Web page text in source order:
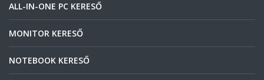
ALL-IN-ONE PC KERESŐ
MONITOR KERESŐ
NOTEBOOK KERESŐ